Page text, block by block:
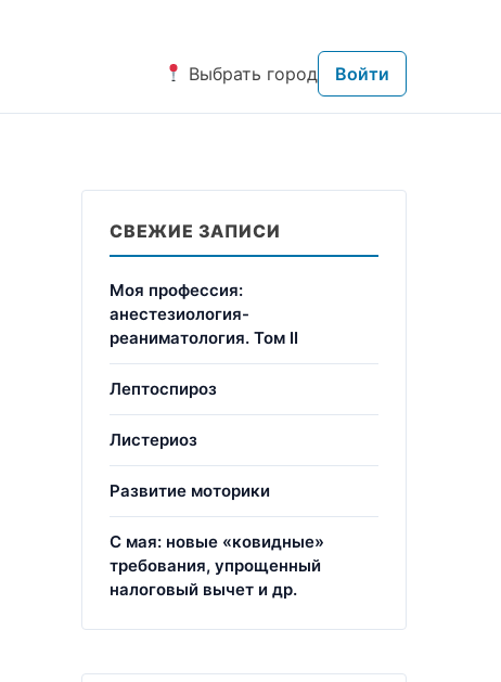
Выбрать город Войти
СВЕЖИЕ ЗАПИСИ
Моя профессия:
анестезиология-
реаниматология. Том II
Лептоспироз
Листериоз
Развитие моторики
С мая: новые «ковидные»
требования, упрощенный
налоговый вычет и др.